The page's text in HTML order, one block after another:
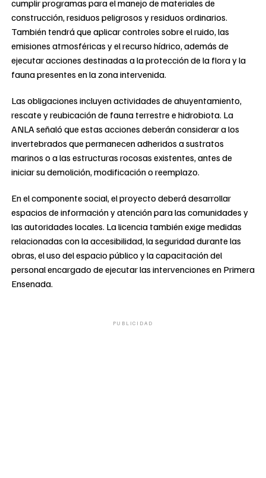
cumplir programas para el manejo de materiales de
construcción, residuos peligrosos y residuos ordinarios.
También tendrá que aplicar controles sobre el ruido, las
emisiones atmosféricas y el recurso hídrico, además de
ejecutar acciones destinadas a la protección de la flora y la
fauna presentes en la zona intervenida.
Las obligaciones incluyen actividades de ahuyentamiento,
rescate y reubicación de fauna terrestre e hidrobiota. La
ANLA señaló que estas acciones deberán considerar a los
invertebrados que permanecen adheridos a sustratos
marinos o a las estructuras rocosas existentes, antes de
iniciar su demolición, modificación o reemplazo.
En el componente social, el proyecto deberá desarrollar
espacios de información y atención para las comunidades y
las autoridades locales. La licencia también exige medidas
relacionadas con la accesibilidad, la seguridad durante las
obras, el uso del espacio público y la capacitación del
personal encargado de ejecutar las intervenciones en Primera
Ensenada.
PUBLICIDAD